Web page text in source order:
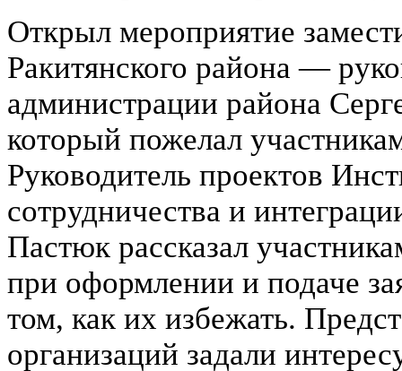
Открыл мероприятие
Ракитянского района —
администрации района
который пожелал
Руководитель проектов
сотрудничества и
Пастюк рассказал
при оформлении и подаче
том, как их избежать.
организаций задали